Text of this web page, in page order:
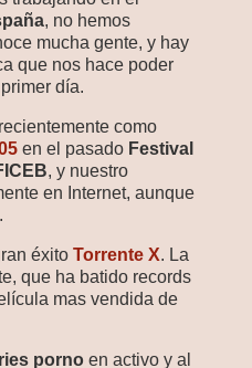
, no hemos
mucha gente, y hay
que nos hace poder
día.
como
en el pasado Festival
, y nuestro
en Internet, aunque
éxito Torrente X. La
que ha batido records
mas vendida de
porno en activo y al